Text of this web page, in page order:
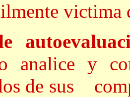
victima
analice y
de sus